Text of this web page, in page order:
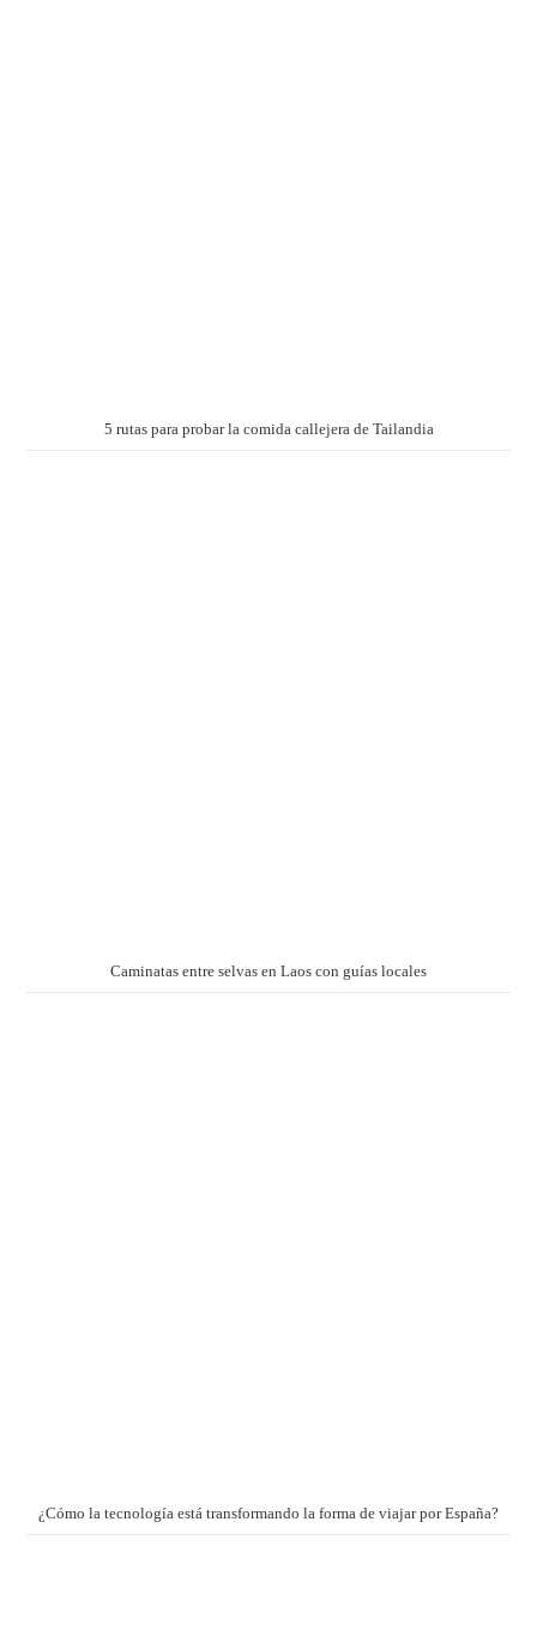
5 rutas para probar la comida callejera de Tailandia
Caminatas entre selvas en Laos con guías locales
¿Cómo la tecnología está transformando la forma de viajar por España?